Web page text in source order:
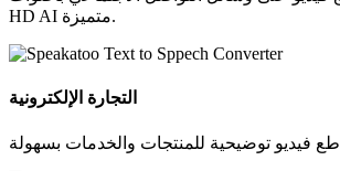
HD AI متميزة.
التجارة الإلكترونية